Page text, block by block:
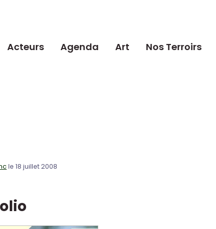
Acteurs Agenda Art Nos Terroirs
le 18 juillet 2008